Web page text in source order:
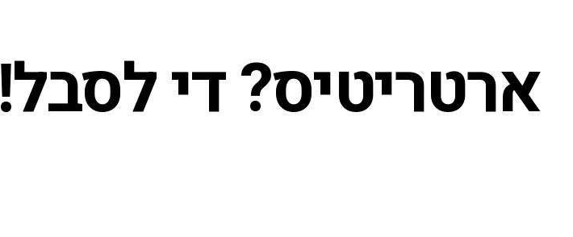
ארטריטיס? די לסבל!